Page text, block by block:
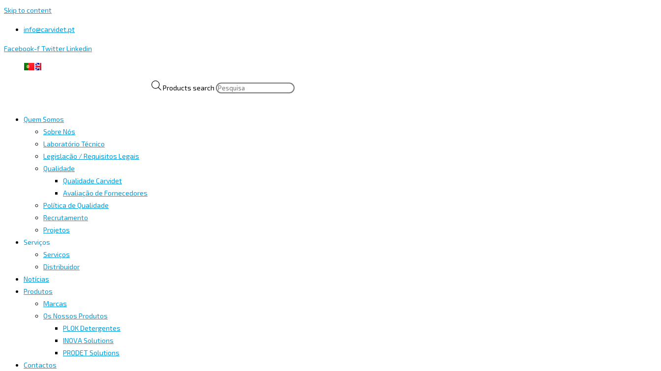
Skip to content
info@carvidet.pt
Facebook-fTwitterLinkedin
Products search
Quem Somos
Sobre Nós
Laboratório Técnico
Legislação / Requisitos Legais
Qualidade
Qualidade Carvidet
Avaliação de Fornecedores
Política de Qualidade
Recrutamento
Projetos
Serviços
Serviços
Distribuidor
Notícias
Produtos
Marcas
Os Nossos Produtos
PLOK Detergentes
INOVA Solutions
PRODET Solutions
Contactos